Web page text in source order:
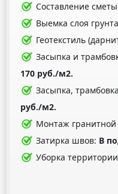
Составление
Выемка слоя
Геотекстиль
Засыпка и
170 руб./м2.
Засыпка,
руб./м2.
Монтаж гранитной
Затирка швов: В
Уборка